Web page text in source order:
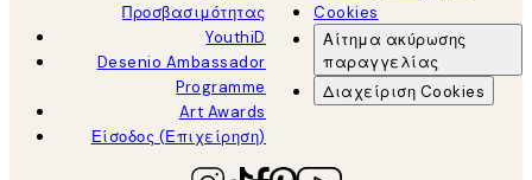
Προσβασιμότητας
YouthiD
Desenio Ambassador
Programme
Art Awards
Είσοδος (Επιχείρηση)
Cookies
Αίτημα ακύρωσης
παραγγελίας
Διαχείριση Cookies